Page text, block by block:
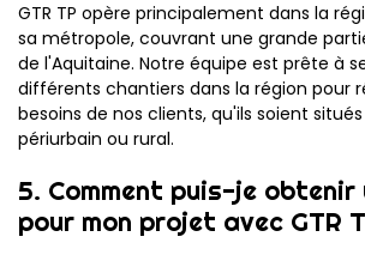
GTR TP opère principalement dans la
sa métropole, couvrant une grande
de l'Aquitaine. Notre équipe est prête à
différents chantiers dans la région pour
besoins de nos clients, qu'ils soient
périurbain ou rural.
5. Comment puis-je obtenir
pour mon projet avec GTR